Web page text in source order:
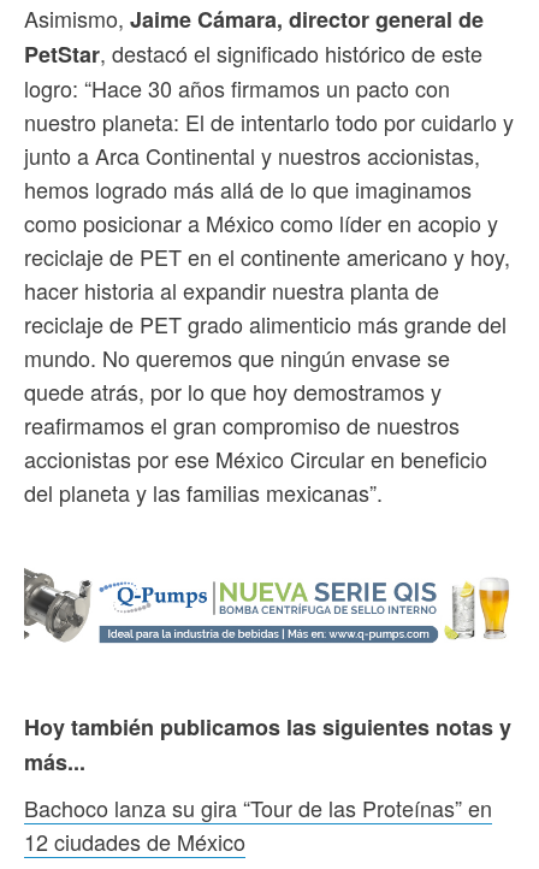
Asimismo, Jaime Cámara, director general de
PetStar, destacó el significado histórico de este
logro: “Hace 30 años firmamos un pacto con
nuestro planeta: El de intentarlo todo por cuidarlo y
junto a Arca Continental y nuestros accionistas,
hemos logrado más allá de lo que imaginamos
como posicionar a México como líder en acopio y
reciclaje de PET en el continente americano y hoy,
hacer historia al expandir nuestra planta de
reciclaje de PET grado alimenticio más grande del
mundo. No queremos que ningún envase se
quede atrás, por lo que hoy demostramos y
reafirmamos el gran compromiso de nuestros
accionistas por ese México Circular en beneficio
del planeta y las familias mexicanas”.
Hoy también publicamos las siguientes notas y
más...
Bachoco lanza su gira “Tour de las Proteínas” en
12 ciudades de México